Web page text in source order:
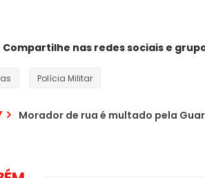
Compartilhe nas redes sociais e
Polícia Militar
Morador de rua é multado pela